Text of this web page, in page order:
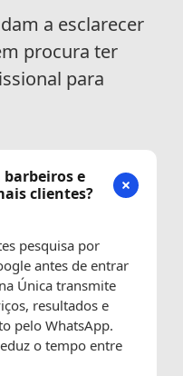
a esclarecer
procura ter
para
e
clientes?
pesquisa por
antes de entrar
Única transmite
resultados e
pelo WhatsApp.
o tempo entre